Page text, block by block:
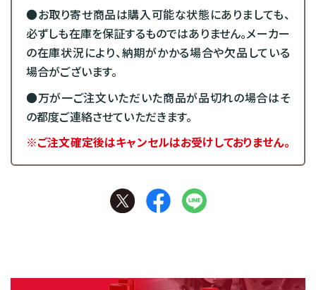
●お取り寄せ商品は購入可能な状態にありましても、
必ずしも在庫を保証するものではありません。メーカー
の在庫状況により、納期がかかる場合や欠品している
場合がございます。
●万が一ご注文いただいた商品が品切れの場合はそ
の都度ご連絡させていただきます。
※ご注文確定後はキャンセルはお受けしておりません。